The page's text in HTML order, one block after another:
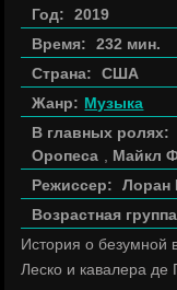
Год:
2019
Время:
232 мин.
Страна:
США
Жанр: Музыка
В главных ролях:
Оропеса
Майкл
Режиссер:
Лоран
Возрастная
История о безумной
Леско и кавалера де